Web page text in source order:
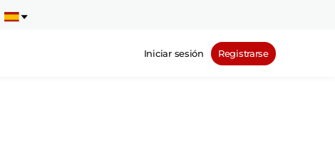
Iniciar sesión Registrarse